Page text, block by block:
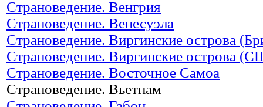
Страноведение. Венгрия
Страноведение. Венесуэла
Страноведение. Виргинские острова
Страноведение. Виргинские острова
Страноведение. Восточное Самоа
Страноведение. Вьетнам